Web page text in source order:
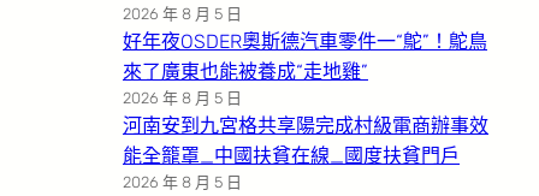
2026 年 8 月 5 日
好年夜OSDER奧斯德汽車零件一“鴕”！鴕鳥
來了廣東也能被養成“走地雞”
2026 年 8 月 5 日
河南安到九宮格共享陽完成村級電商辦事效
能全籠罩_中國扶貧在線_國度扶貧門戶
2026 年 8 月 5 日